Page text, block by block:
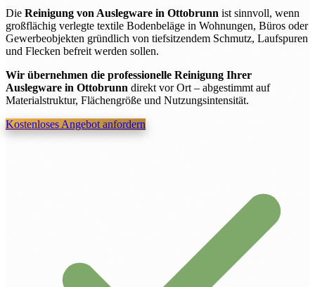
Die Reinigung von Auslegware in Ottobrunn ist sinnvoll, wenn
großflächig verlegte textile Bodenbeläge in Wohnungen, Büros oder
Gewerbeobjekten gründlich von tiefsitzendem Schmutz, Laufspuren
und Flecken befreit werden sollen.
Wir übernehmen die professionelle Reinigung Ihrer
Auslegware in Ottobrunn direkt vor Ort – abgestimmt auf
Materialstruktur, Flächengröße und Nutzungsintensität.
Kostenloses Angebot anfordern